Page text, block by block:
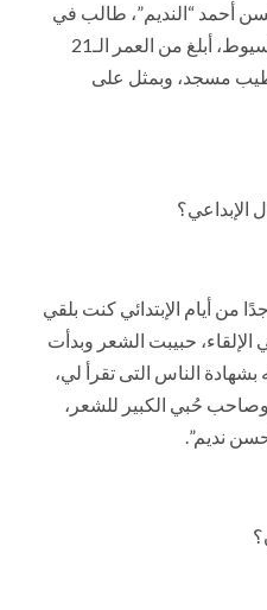
أحمد “النديم”، طالب في
كلية التربية جامعة الأزهر فرع أسيوط، أبلغ من العمر الـ21
مسجد، وبمثل على
الإبداعي؟
من أيام الإبتدائي كنت بلقي
حبيبت الشعر وبدأت
الناس التى تقرأ لي،
حُبي الكبير للشعر،
نديم”.